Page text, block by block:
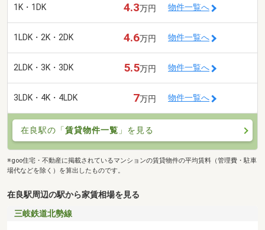
1K・1DK 4.3万円 物件一覧へ
1LDK・2K・2DK 4.6万円 物件一覧へ
2LDK・3K・3DK 5.5万円 物件一覧へ
3LDK・4K・4LDK 7万円 物件一覧へ
在良駅の「賃貸物件一覧 」を見る
※goo住宅・不動産に掲載されているマンションの賃貸物件の平均賃料（管理費・駐車
場代などを除く）を算出したものです。
在良駅周辺の駅から家賃相場を見る
三岐鉄道北勢線